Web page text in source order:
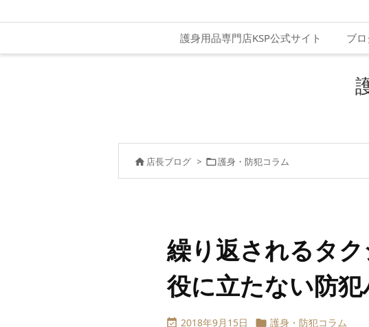
護身用品専門店KSP公式サイト ブ
 店長ブログ > 護身・防犯コラム
繰り返されるタ
役に立たない防
 2018年9月15日  護身・防犯コラム